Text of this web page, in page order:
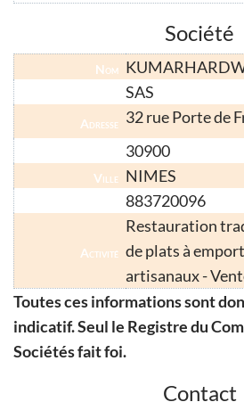
Société
Nom
SAS
Adresse 32 rue Porte de
30900
Ville NIMES
883720096
Activité
Restauration
de plats à
artisanaux -
Toutes ces informations sont
indicatif. Seul le Registre du
Sociétés fait foi.
Contact